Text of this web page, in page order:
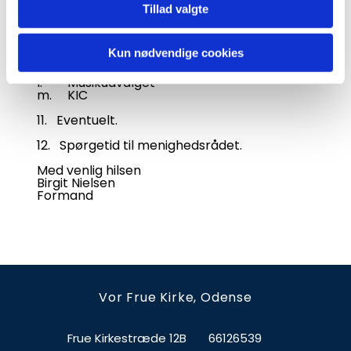
Tillad valgte
Kun nødvendige cookies
g. Præstegårdsudvalget
h. Aktivitetsudvalget/børne- og
ungeudvalget
i. Kommunikationsudvalget
j. Medarbejderrepræsentanten
k. Liturgiudvalget
l. Musikudvalget
m. KIC
11. Eventuelt.
12. Spørgetid til menighedsrådet.
Med venlig hilsen
Birgit Nielsen
Formand
Vor Frue Kirke, Odense
Frue Kirkestræde 12B 66126539